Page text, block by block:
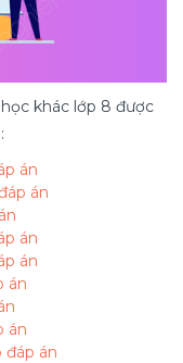
khác lớp 8 được
án
án
án
án
án
án
đáp án